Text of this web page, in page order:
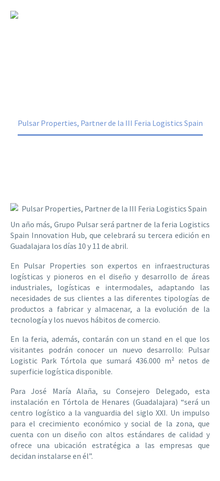
Pulsar Properties, Partner de la III Feria Logistics Spain
Un año más, Grupo Pulsar será partner de la feria Logistics
Spain Innovation Hub, que celebrará su tercera edición en
Guadalajara los días 10 y 11 de abril.
En Pulsar Properties son expertos en infraestructuras
logísticas y pioneros en el diseño y desarrollo de áreas
industriales, logísticas e intermodales, adaptando las
necesidades de sus clientes a las diferentes tipologías de
productos a fabricar y almacenar, a la evolución de la
tecnología y los nuevos hábitos de comercio.
En la feria, además, contarán con un stand en el que los
visitantes podrán conocer un nuevo desarrollo: Pulsar
Logistic Park Tórtola que sumará 436.000 m² netos de
superficie logística disponible.
Para José María Alaña, su Consejero Delegado, esta
instalación en Tórtola de Henares (Guadalajara) “será un
centro logístico a la vanguardia del siglo XXI. Un impulso
para el crecimiento económico y social de la zona, que
cuenta con un diseño con altos estándares de calidad y
ofrece una ubicación estratégica a las empresas que
decidan instalarse en él”.